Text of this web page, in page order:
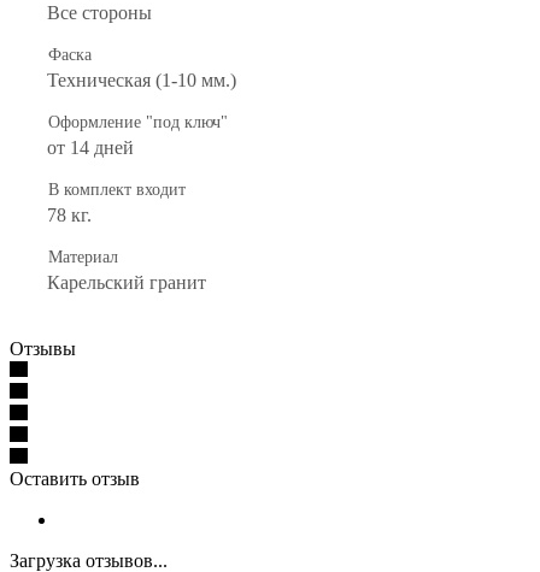
Все стороны
Фаска
Техническая (1-10 мм.)
Оформление "под ключ"
от 14 дней
В комплект входит
78 кг.
Материал
Карельский гранит
Отзывы
Оставить отзыв
Загрузка отзывов...